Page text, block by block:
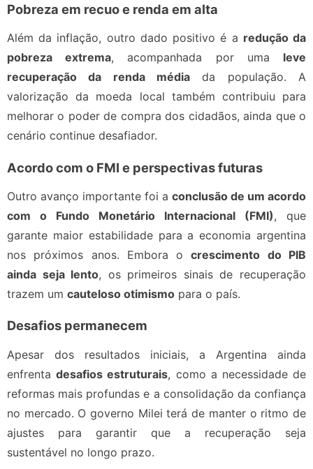
Pobreza em recuo e renda em alta
Além da inflação, outro dado positivo é a redução da
pobreza extrema, acompanhada por uma leve
recuperação da renda média da população. A
valorização da moeda local também contribuiu para
melhorar o poder de compra dos cidadãos, ainda que o
cenário continue desafiador.
Acordo com o FMI e perspectivas futuras
Outro avanço importante foi a conclusão de um acordo
com o Fundo Monetário Internacional (FMI), que
garante maior estabilidade para a economia argentina
nos próximos anos. Embora ocrescimento do PIB
ainda seja lento, os primeiros sinais de recuperação
trazem um cauteloso otimismo para o país.
Desafios permanecem
Apesar dos resultados iniciais, a Argentina ainda
enfrentadesafios estruturais, como a necessidade de
reformas mais profundas e a consolidação da confiança
no mercado. O governo Milei terá de manter o ritmo de
ajustes para garantir que a recuperação seja
sustentável no longo prazo.